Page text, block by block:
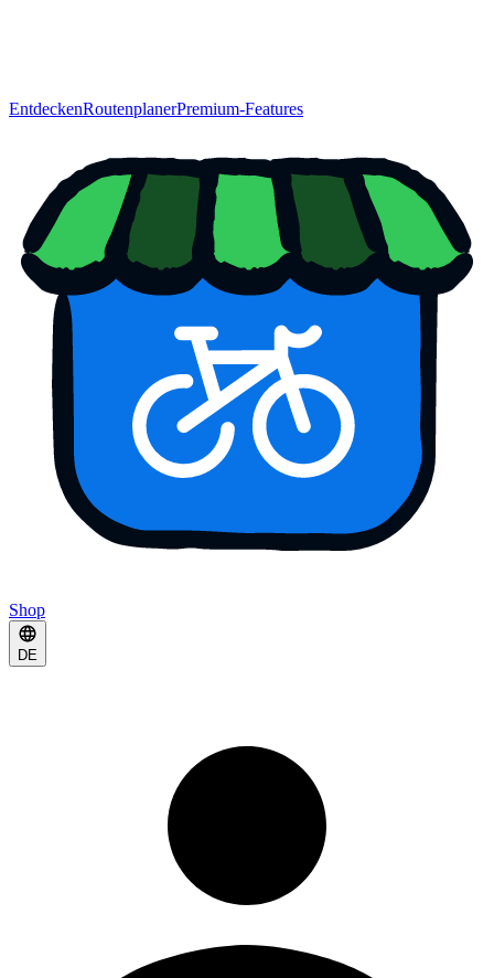
EntdeckenRoutenplanerPremium-Features
Shop
DE